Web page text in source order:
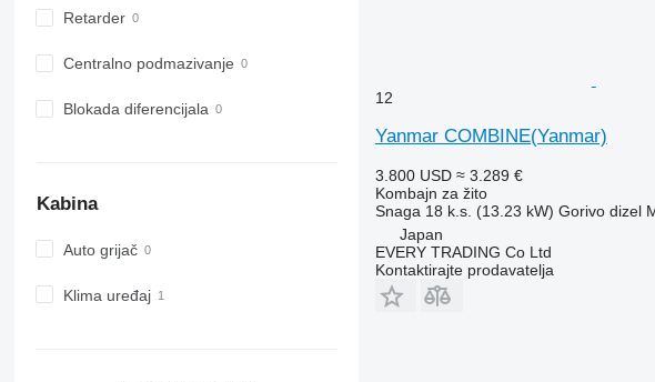
Retarder
Centralno podmazivanje
Blokada diferencijala
Kabina
Auto grijač
Klima uređaj
12
Yanmar COMBINE(Yanmar)
3.800 USD ≈ 3.289 €
Kombajn za žito
Snaga 18 k.s. (13.23 kW) Gorivo dizel
Japan
EVERY TRADING Co Ltd
Kontaktirajte prodavatelja